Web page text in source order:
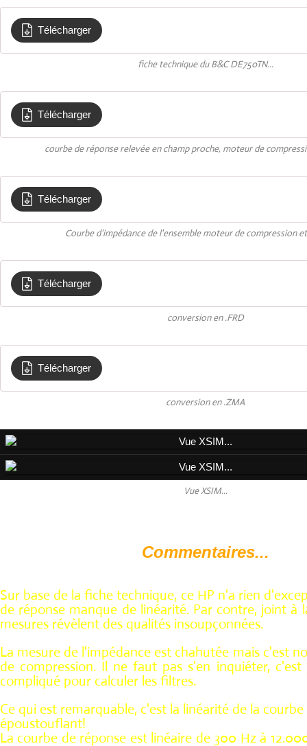
Télécharger
fiche technique du B&C DE750TN...
Télécharger
courbe de réponse relevée en champ proche, moteur de
Télécharger
Courbe d'impédance de l'ensemble moteur de compression
Télécharger
conversion en .FRD
Télécharger
conversion en .ZMA
Vue XSIM...
Commentaires...
Sur base de la fiche technique, ce HP n'a rien
de réponse manque de linéarité. Par contre, joint à
mesures révèlent des qualités insoupçonnées.
La mesure de l'impédance est chahutée mais c'est
de compression. Il ne faut pas s'en inquiéter,
compliqué pour calculer les filtres.
Ce qui est remarquable, c'est la linéarité de la courbe
époustouflant!
La courbe de réponse est linéaire de 300 Hz à